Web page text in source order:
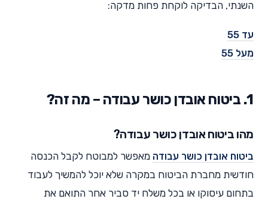
השנתי, הבדיקה לוקחת פחות מדקה:
עד 55
מעל 55
1. ביטוח אובדן כושר עבודה – מה זה?
מהו ביטוח אובדן כושר עבודה?
ביטוח אובדן כושר עבודה מאפשר למבוטח לקבל הכנסה
חודשית מחברת הביטוח במקרה שלא יוכל להמשיך לעבוד
בתחום עיסוקו או בכל משלח יד סביר אחר התואם את